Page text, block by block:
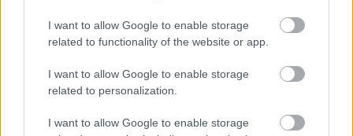
I want to allow Google to enable storage
related to functionality of the website or app.
I want to allow Google to enable storage
related to personalization.
I want to allow Google to enable storage
Finago Sign
Procountor Tallennus